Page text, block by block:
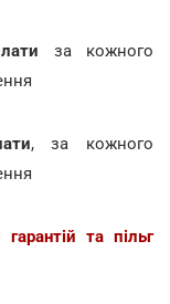
за кожного
, за кожного
та пільг